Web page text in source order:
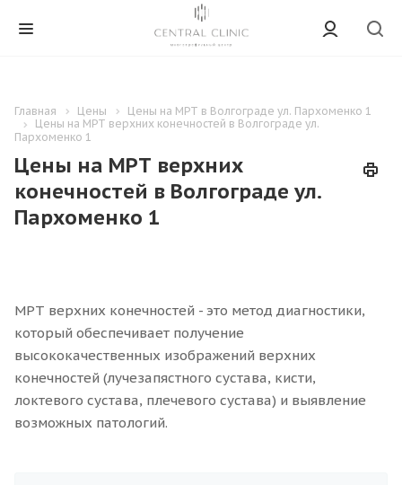
Главная Цены
Цены на МРТ в Волгограде ул. Пархоменко 1
Цены на МРТ верхних конечностей в Волгограде ул.
Пархоменко 1
Цены на МРТ верхних
конечностей в Волгограде ул.
Пархоменко 1
МРТ верхних конечностей - это метод диагностики,
который обеспечивает получение
высококачественных изображений верхних
конечностей (лучезапястного сустава, кисти,
локтевого сустава, плечевого сустава) и выявление
возможных патологий.